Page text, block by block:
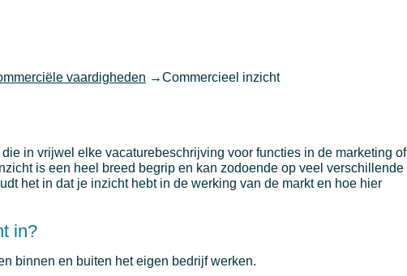
in vrijwel elke vacaturebeschrijving voor functies in de marketing of
is een heel breed begrip en kan zodoende op veel verschillende
het in dat je inzicht hebt in de werking van de markt en hoe hier
in?
binnen en buiten het eigen bedrijf werken.
vaardigheden →Commercieel inzicht